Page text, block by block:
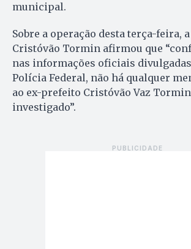
municipal.
Sobre a operação desta terça-feira,
Cristóvão Tormin afirmou que
nas informações oficiais
Polícia Federal, não há qualquer
ao ex-prefeito Cristóvão Vaz
investigado”.